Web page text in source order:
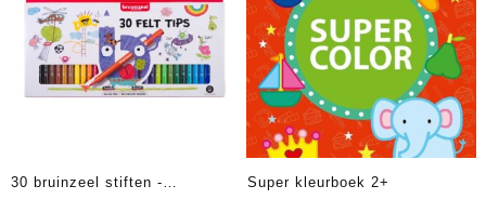
30 bruinzeel stiften -
Super kleurboek 2+